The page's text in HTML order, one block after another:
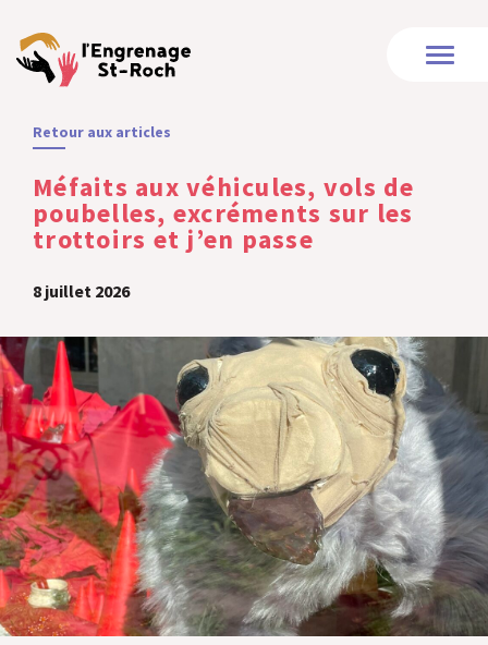
Retour aux articles
Méfaits aux véhicules, vols de
poubelles, excréments sur les
trottoirs et j’en passe
8 juillet 2026